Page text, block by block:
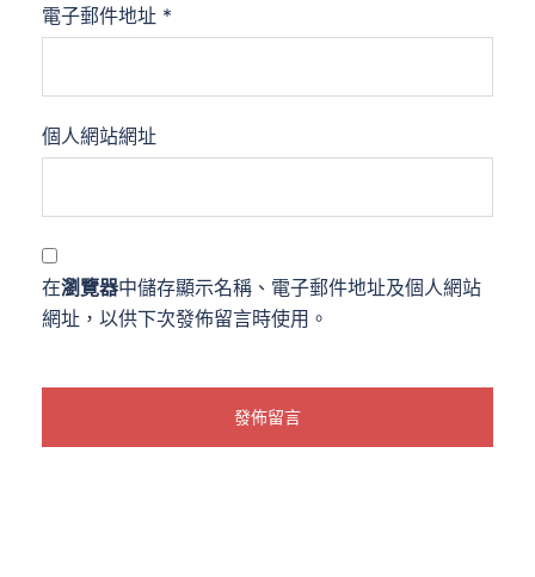
電子郵件地址 *
個人網站網址
在瀏覽器中儲存顯示名稱、電子郵件地址及個人網站
網址，以供下次發佈留言時使用。